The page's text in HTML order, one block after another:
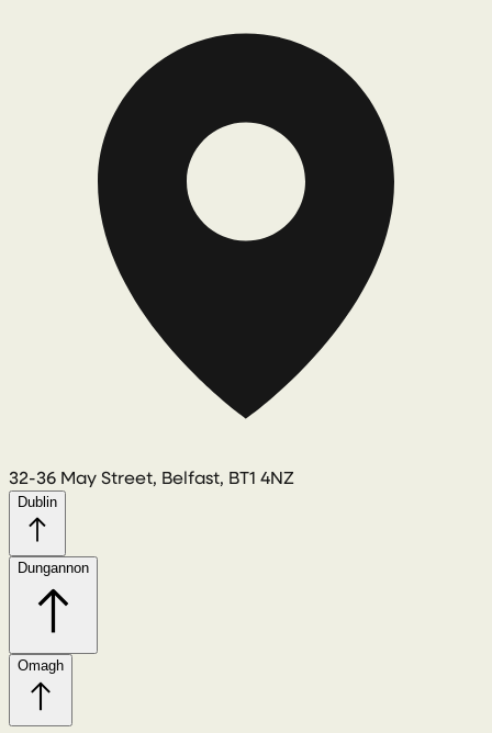
32-36 May Street, Belfast, BT1 4NZ
Dublin
Dungannon
Omagh